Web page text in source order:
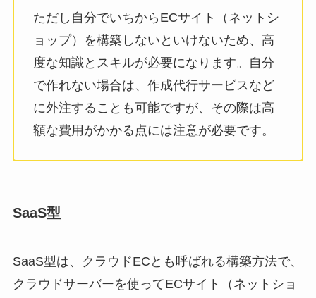
ただし自分でいちからECサイト（ネットシ
ョップ）を構築しないといけないため、高
度な知識とスキルが必要になります。自分
で作れない場合は、作成代行サービスなど
に外注することも可能ですが、その際は高
額な費用がかかる点には注意が必要です。
SaaS型
SaaS型は、クラウドECとも呼ばれる構築方法で、
クラウドサーバーを使ってECサイト（ネットショ